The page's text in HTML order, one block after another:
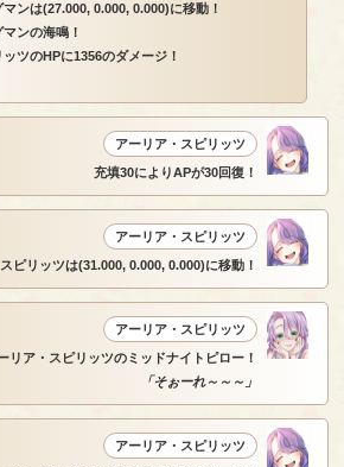
ンは(27.000, 0.000, 0.000)に移動！
ンの海鳴！
ツのHPに1356のダメージ！
アーリア・スピリッツ
充填30によりAPが30回復！
アーリア・スピリッツ
ピリッツは(31.000, 0.000, 0.000)に移動！
アーリア・スピリッツ
リア・スピリッツのミッドナイトピロー！
「そぉーれ～～～」
アーリア・スピリッツ